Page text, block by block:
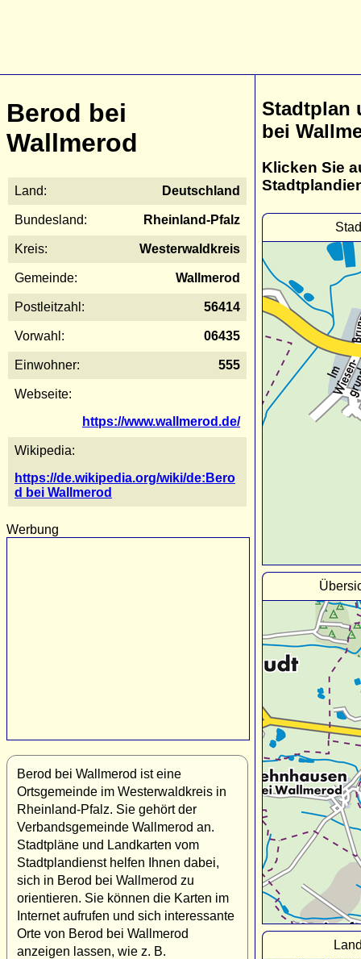
Berod bei
Wallmerod
Land: Deutschland
Bundesland: Rheinland-Pfalz
Kreis: Westerwaldkreis
Gemeinde: Wallmerod
Postleitzahl: 56414
Vorwahl: 06435
Einwohner: 555
Webseite:
https://www.wallmerod.de/
Wikipedia:
https://de.wikipedia.org/wiki/de:Bero
d bei Wallmerod
Werbung
Berod bei Wallmerod ist eine
Ortsgemeinde im Westerwaldkreis in
Rheinland-Pfalz. Sie gehört der
Verbandsgemeinde Wallmerod an.
Stadtpläne und Landkarten vom
Stadtplandienst helfen Ihnen dabei,
sich in Berod bei Wallmerod zu
orientieren. Sie können die Karten im
Internet aufrufen und sich interessante
Orte von Berod bei Wallmerod
anzeigen lassen, wie z. B.
Stadtplan
bei
Klicken Sie